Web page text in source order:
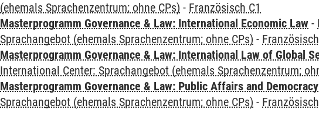
(ehemals Sprachenzentrum; ohne CPs) - Französisch C1
Masterprogramm Governance & Law: International Economic Law -
Sprachangebot (ehemals Sprachenzentrum; ohne CPs) -
Masterprogramm Governance & Law: International Law of Global
International Center: Sprachangebot (ehemals Sprachenzentrum;
Masterprogramm Governance & Law: Public Affairs and Democracy
Sprachangebot (ehemals Sprachenzentrum; ohne CPs) -